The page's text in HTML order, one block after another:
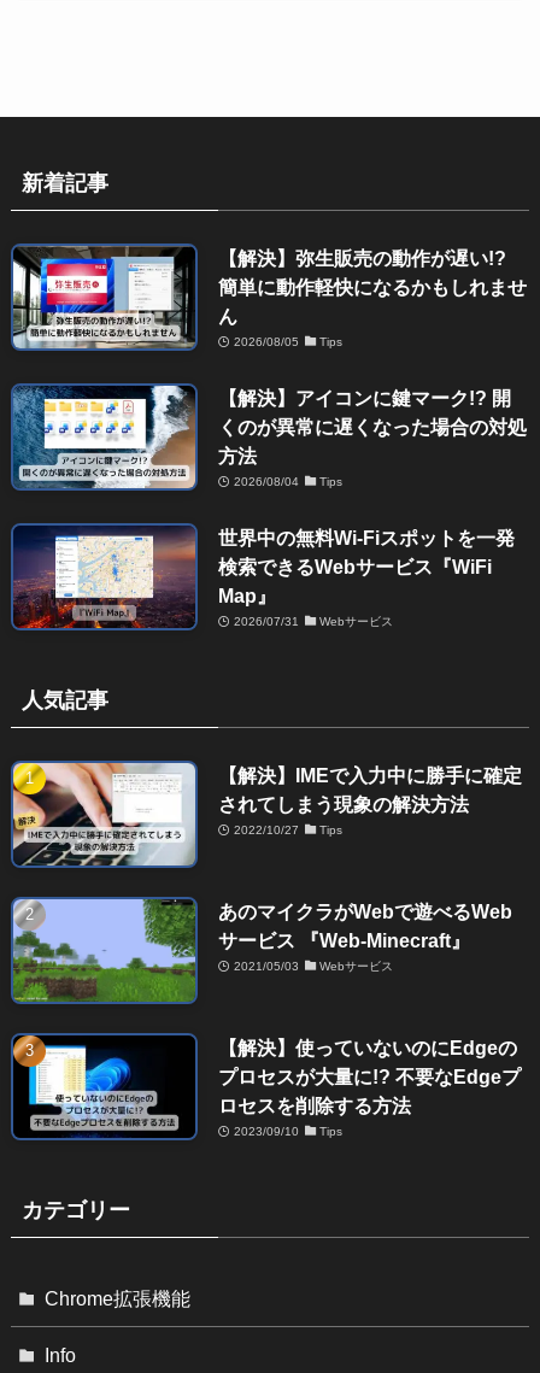
新着記事
【解決】弥生販売の動作が遅い!?
簡単に動作軽快になるかもしれませ
ん
2026/08/05 Tips
【解決】アイコンに鍵マーク!? 開
くのが異常に遅くなった場合の対処
方法
2026/08/04 Tips
世界中の無料Wi-Fiスポットを一発
検索できるWebサービス『WiFi
Map』
2026/07/31 Webサービス
人気記事
【解決】IMEで入力中に勝手に確定
されてしまう現象の解決方法
2022/10/27 Tips
あのマイクラがWebで遊べるWeb
サービス 『Web-Minecraft』
2021/05/03 Webサービス
【解決】使っていないのにEdgeの
プロセスが大量に!? 不要なEdgeプ
ロセスを削除する方法
2023/09/10 Tips
カテゴリー
Chrome拡張機能
Info